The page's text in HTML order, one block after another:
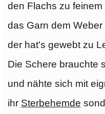
den Flachs zu
das Garn dem
der hat's gewebt zu
Die Schere brauchte
und nähte sich mit
ihr Sterbehemde